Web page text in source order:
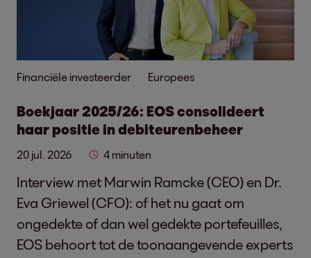
Financiële investeerder Europees
Boekjaar 2025/26: EOS consolideert
haar positie in debiteurenbeheer
20 jul. 2026 4 minuten
Interview met Marwin Ramcke (CEO) en Dr.
Eva Griewel (CFO): of het nu gaat om
ongedekte of dan wel gedekte portefeuilles,
EOS behoort tot de toonaangevende experts